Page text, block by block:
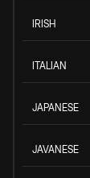
IRISH
ITALIAN
JAPANESE
JAVANESE